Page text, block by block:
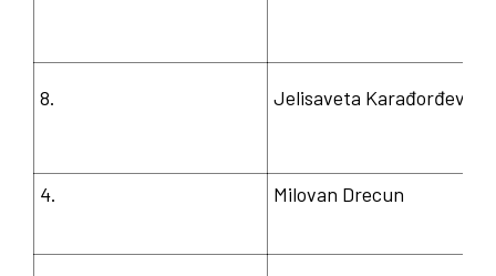
8. Jelisaveta Karađorđević
4. Milovan Drecun